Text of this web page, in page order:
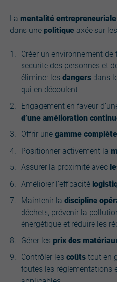
La mentalité entrepreneuriale
dans une politique axée sur les
Créer un environnement
sécurité des personnes et
éliminer les dangers dans
qui en découlent
Engagement en faveur
d’une amélioration
Offrir une gamme
Positionner activement la
Assurer la proximité avec
Améliorer l’efficacité
Maintenir la discipline
déchets, prévenir la
énergétique et réduire les
Gérer les prix des
Contrôler les coûts tout en
toutes les réglementations